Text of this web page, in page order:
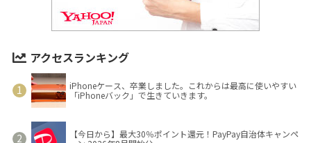
アクセスランキング
iPhoneケース、卒業しました。これからは最高に使いやすい
「iPhoneバック」で生きていきます。
【今日から】最大30％ポイント還元！PayPay自治体キャンペ